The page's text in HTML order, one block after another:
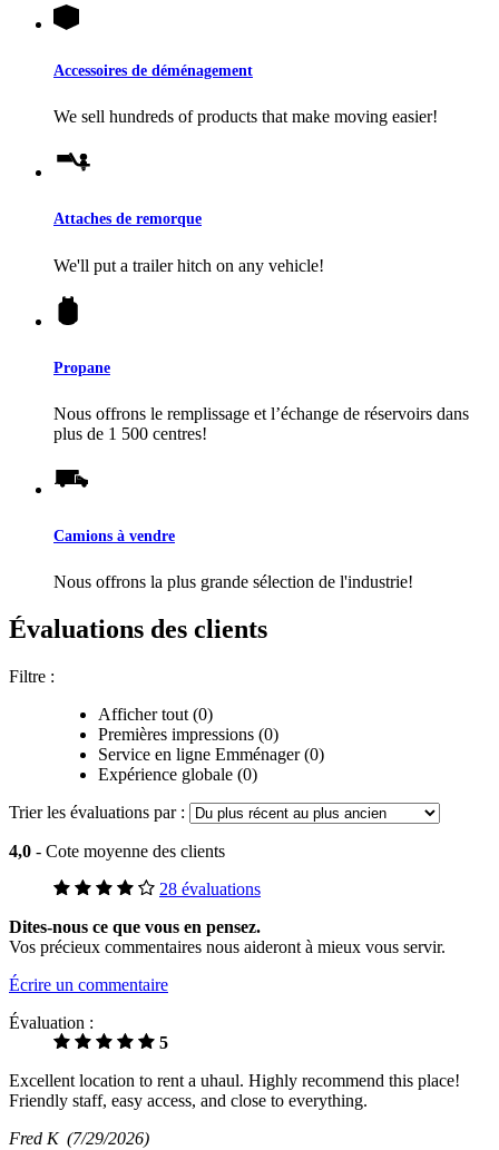
Accessoires de déménagement
We sell hundreds of products that make moving easier!
Attaches de remorque
We'll put a trailer hitch on any vehicle!
Propane
Nous offrons le remplissage et l’échange de réservoirs dans
plus de 1 500 centres!
Camions à vendre
Nous offrons la plus grande sélection de l'industrie!
Évaluations des clients
Filtre :
Afficher tout (0)
Premières impressions (0)
Service en ligne Emménager (0)
Expérience globale (0)
Trier les évaluations par :
4,0 - Cote moyenne des clients
28 évaluations
Dites-nous ce que vous en pensez.
Vos précieux commentaires nous aideront à mieux vous servir.
Écrire un commentaire
Évaluation :
5
Excellent location to rent a uhaul. Highly recommend this place!
Friendly staff, easy access, and close to everything.
Fred K (7/29/2026)